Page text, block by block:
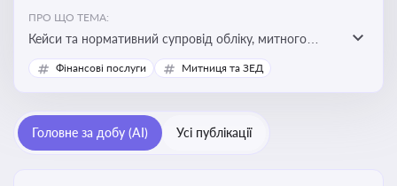
ПРО ЩО ТЕМА:
Кейси та нормативний супровід обліку, митного
оформлення, контролю та утилізації гуманітарної або
благодійної допомоги
Фінансові послуги Митниця та ЗЕД
Головне за добу (AI) Усі публікації